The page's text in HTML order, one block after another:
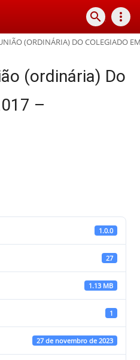
search more_vert
(ORDINÁRIA) DO COLEGIADO
(ordinária) Do
–
1.0.0
27
1.13 MB
1
27 de novembro de 2023